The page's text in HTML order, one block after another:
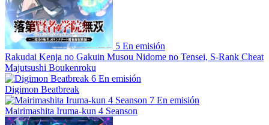
5 En emisión
Rakudai Kenja no Gakuin Musou Nidome no Tensei, S-Rank Cheat
Majutsushi Boukenroku
6 En emisión
Digimon Beatbreak
7 En emisión
Mairimashita Iruma-kun 4 Seanson